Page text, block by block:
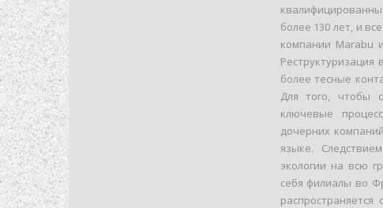
более 130 лет, и
компании Marabu
более тесные
Для того, чтобы
ключевые
дочерних
языке.
экологии на всю
себя филиалы во